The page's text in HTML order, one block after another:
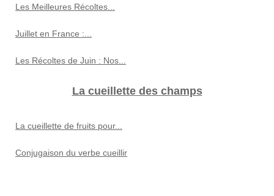
Les Meilleures Récoltes...
Juillet en France :...
Les Récoltes de Juin : Nos...
La cueillette des champs
La cueillette de fruits pour...
Conjugaison du verbe cueillir